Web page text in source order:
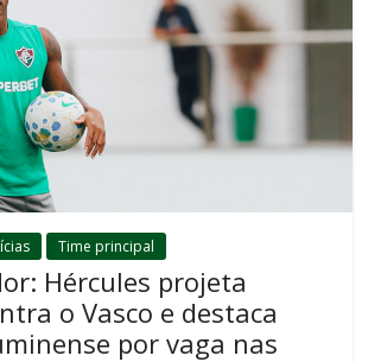
Time principal
Hércules projeta
o Vasco e destaca
por vaga nas